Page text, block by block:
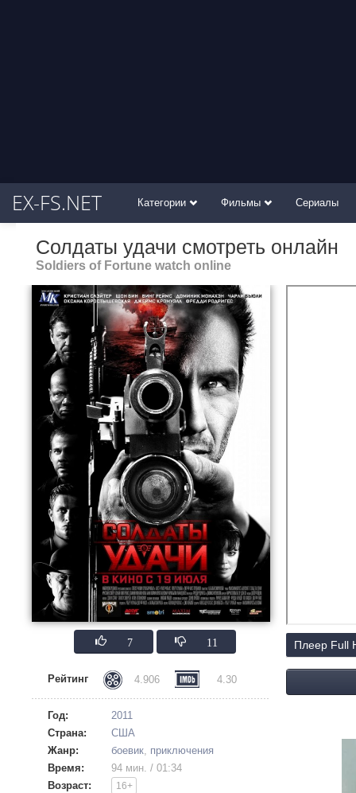
EX-FS.NET Категории Фильмы Сериалы
Солдаты удачи смотреть онлайн
Soldiers of Fortune watch online
7 11
Рейтинг 4.906 4.30
Год:
2011
Страна:
США
Жанр:
боевик, приключения
Время:
94 мин. / 01:34
Возраст:
16+
Плеер Full